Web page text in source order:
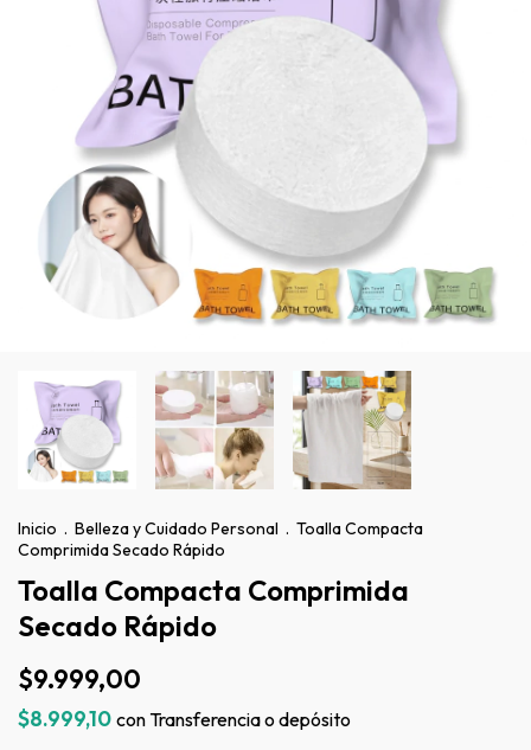
Inicio . Belleza y Cuidado Personal . Toalla Compacta
Comprimida Secado Rápido
Toalla Compacta Comprimida
Secado Rápido
$9.999,00
$8.999,10 conTransferencia o depósito